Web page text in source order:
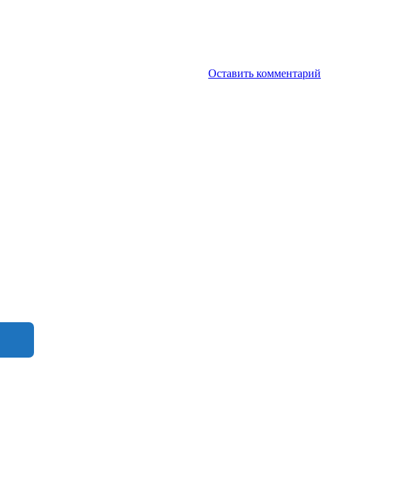
Оставить комментарий